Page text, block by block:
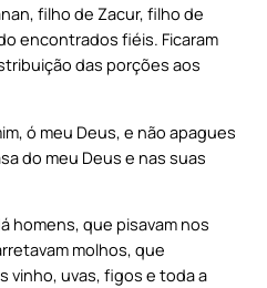
filho de Zacur, filho de
encontrados fiéis. Ficaram
das porções aos
ó meu Deus, e não apagues
do meu Deus e nas suas
homens, que pisavam nos
molhos, que
vinho, uvas, figos e toda a